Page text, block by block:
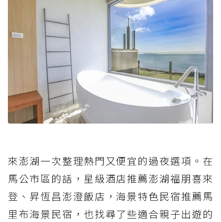
來澎湖一次整理熱門又便宜的過夜選項。在
馬公市區的話，星級酒店推薦澎湖福朋喜來
登、昇恆昌澎澄飯店，海景特色民宿推薦馬
里布海景民宿，也找尋了些適合親子出遊的